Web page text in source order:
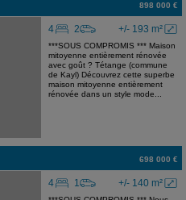
898 000 €
+/- 193 m²
4 2
***SOUS COMPROMIS *** Maison
mitoyenne entièrement rénovée
avec goût ? Tétange (commune
de Kayl) Découvrez cette superbe
maison mitoyenne entièrement
rénovée dans un style mode...
698 000 €
+/- 140 m²
4 1